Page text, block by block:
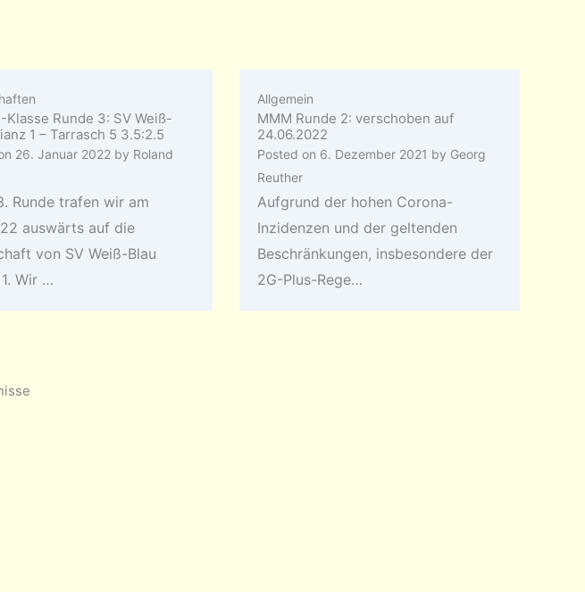
Klasse Runde 3: SV Weiß-
1 – Tarrasch 5 3.5:2.5
26. Januar 2022 by Roland
Runde trafen wir am
auswärts auf die
von SV Weiß-Blau
Wir …
Allgemein
MMM Runde 2: verschoben auf
24.06.2022
Posted on 6. Dezember 2021 by Georg
Reuther
Aufgrund der hohen Corona-
Inzidenzen und der geltenden
Beschränkungen, insbesondere der
2G-Plus-Rege…